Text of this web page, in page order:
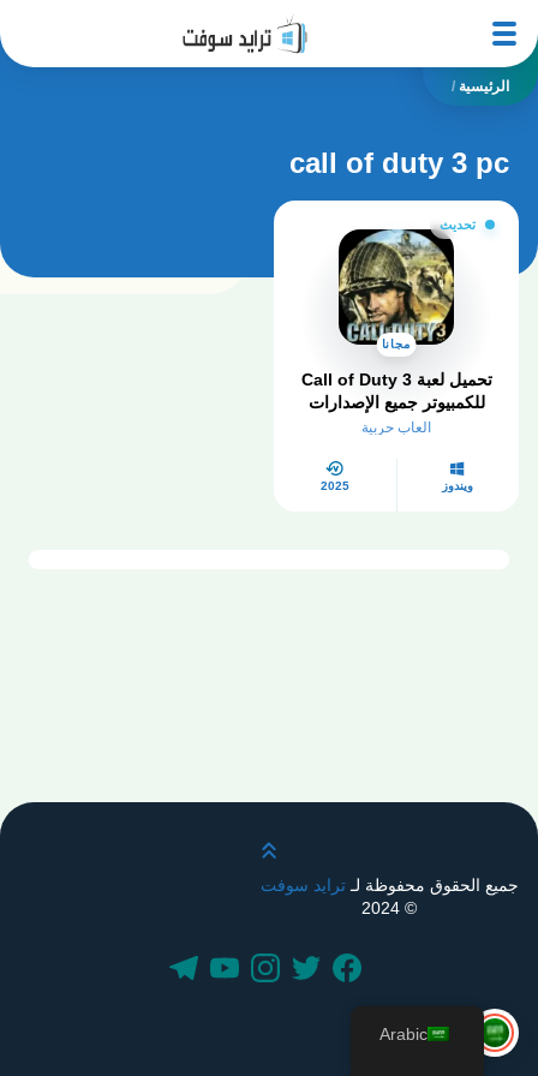
الرئيسية /
call of duty 3 pc
تحديث
مجانا
تحميل لعبة Call of Duty 3
للكمبيوتر جميع الإصدارات
2025
العاب حربية
ويندوز 2025
قم بالتمرير لأعلى
جميع الحقوق محفوظة لـترايد سوفت
© 2024
Arabic